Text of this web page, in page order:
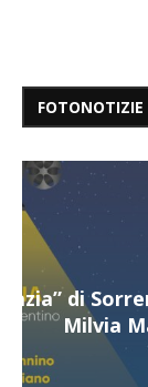
FOTONOTIZIE
“Il